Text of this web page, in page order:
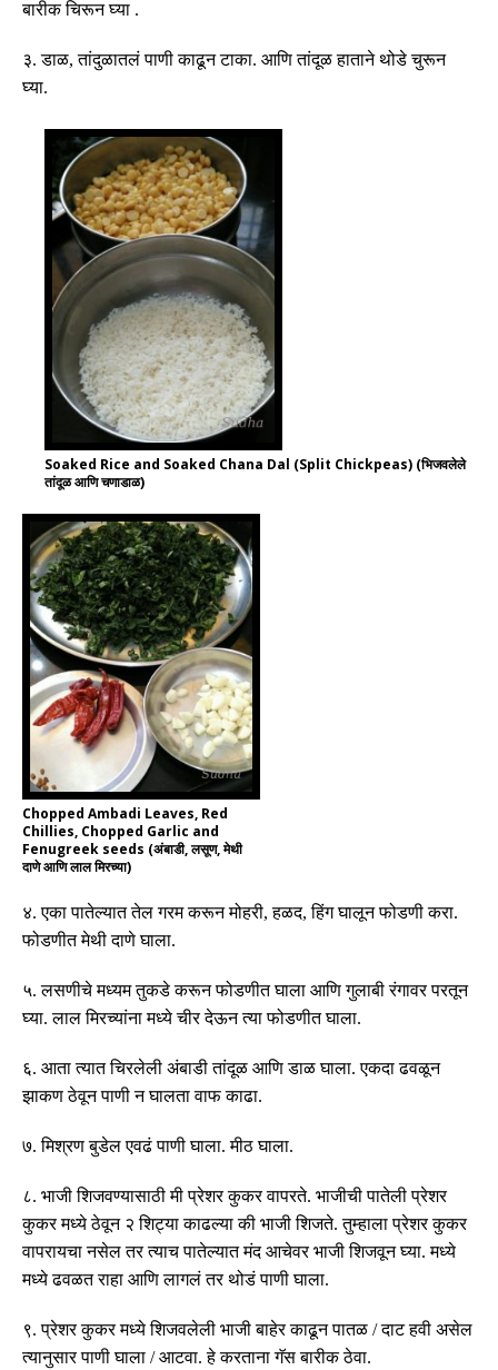
बारीक चिरून घ्या .
३.डाळ,तांदुळातलं पाणी काढून टाका. आणि तांदूळ हाताने थोडे चुरून
घ्या.
Soaked Rice and Soaked Chana Dal (Split Chickpeas) (भिजवलेले
तांदूळ आणि चणाडाळ)
Chopped Ambadi Leaves, Red
Chillies, Chopped Garlic and
Fenugreek seeds (अंबाडी, लसूण, मेथी
दाणे आणि लाल मिरच्या)
४.एका पातेल्यात तेल गरम करून मोहरी,हळद,हिंग घालून फोडणी करा.
फोडणीत मेथी दाणे घाला.
५.लसणीचे मध्यम तुकडे करून फोडणीत घाला आणि गुलाबी रंगावर परतून
घ्या.लाल मिरच्यांना मध्ये चीर देऊन त्या फोडणीत घाला.
६. आता त्यात चिरलेली अंबाडी तांदूळ आणि डाळ घाला.एकदा ढवळून
झाकण ठेवून पाणी न घालता वाफ काढा.
७.मिश्रण बुडेल एवढं पाणी घाला.मीठ घाला.
८. भाजी शिजवण्यासाठी मी प्रेशर कुकर वापरते. भाजीची पातेली प्रेशर
कुकर मध्ये ठेवून २ शिट्या काढल्या की भाजी शिजते.तुम्हाला प्रेशर कुकर
वापरायचा नसेल तर त्याच पातेल्यात मंद आचेवर भाजी शिजवून घ्या.मध्ये
मध्ये ढवळत राहा आणि लागलं तर थोडं पाणी घाला.
९.प्रेशर कुकर मध्ये शिजवलेली भाजी बाहेर काढून पातळ /दाट हवी असेल
त्यानुसार पाणी घाला /आटवा.हे करताना गॅस बारीक ठेवा.